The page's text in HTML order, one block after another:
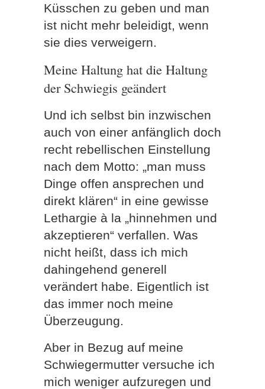
Küsschen zu geben und man
ist nicht mehr beleidigt, wenn
sie dies verweigern.
Meine Haltung hat die Haltung
der Schwiegis geändert
Und ich selbst bin inzwischen
auch von einer anfänglich doch
recht rebellischen Einstellung
nach dem Motto: „man muss
Dinge offen ansprechen und
direkt klären“ in eine gewisse
Lethargie à la „hinnehmen und
akzeptieren“ verfallen. Was
nicht heißt, dass ich mich
dahingehend generell
verändert habe. Eigentlich ist
das immer noch meine
Überzeugung.
Aber in Bezug auf meine
Schwiegermutter versuche ich
mich weniger aufzuregen und